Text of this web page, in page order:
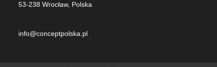
53-238 Wrocław, Polska
info@conceptpolska.pl